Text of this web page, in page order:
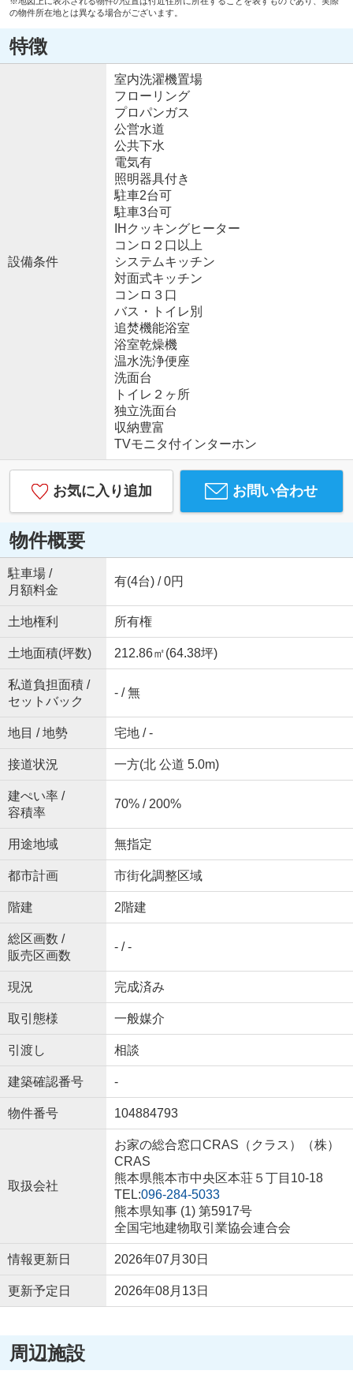
の物件所在地とは異なる場合がございます。
特徴
設備条件
室内洗濯機置場
フローリング
プロパンガス
公営水道
公共下水
電気有
照明器具付き
駐車2台可
駐車3台可
IHクッキングヒーター
コンロ２口以上
システムキッチン
対面式キッチン
コンロ３口
バス・トイレ別
追焚機能浴室
浴室乾燥機
温水洗浄便座
洗面台
トイレ２ヶ所
独立洗面台
収納豊富
TVモニタ付インターホン
お気に入り追加 お問い合わせ
物件概要
駐車場 /
月額料金
有(4台) / 0円
土地権利 所有権
土地面積(坪数) 212.86㎡(64.38坪)
私道負担面積 /
セットバック
- / 無
地目 / 地勢 宅地 / -
接道状況 一方(北 公道 5.0m)
建ぺい率 /
容積率
70% / 200%
用途地域 無指定
都市計画 市街化調整区域
階建 2階建
総区画数 /
販売区画数
- / -
現況 完成済み
取引態様 一般媒介
引渡し 相談
建築確認番号 -
物件番号 104884793
取扱会社
お家の総合窓口CRAS（クラス）（株）
CRAS
熊本県熊本市中央区本荘５丁目10-18
TEL:096-284-5033
熊本県知事 (1) 第5917号
全国宅地建物取引業協会連合会
情報更新日 2026年07月30日
更新予定日 2026年08月13日
周辺施設